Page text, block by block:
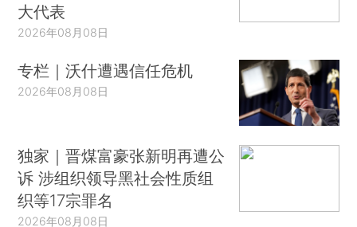
大代表
2026年08月08日
专栏｜沃什遭遇信任危机
2026年08月08日
独家｜晋煤富豪张新明再遭公
诉 涉组织领导黑社会性质组
织等17宗罪名
2026年08月08日